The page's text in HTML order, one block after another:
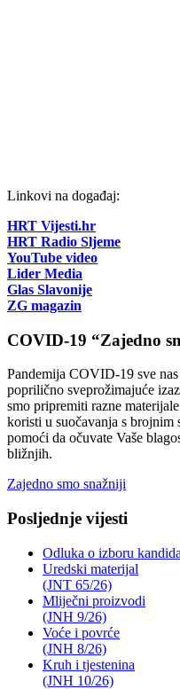
Linkovi na događaj:
HRT Vijesti.hr
HRT Radio Sljeme
YouTube video
Lider Media
Glas Slavonije
ZG magazin
COVID-19 “Zajedno
Pandemija COVID-19 sve
poprilično sveprožimajuće
smo pripremiti razne
koristi u suočavanja s brojnim
pomoći da očuvate Vaše
bližnjih.
Zajedno smo snažniji
Posljednje vijesti
Odluka o izboru
Uredski materijal
(JNT 65/26)
Mliječni proizvodi
(JNH 9/26)
Voće i povrće
(JNH 8/26)
Kruh i tjestenina
(JNH 10/26)